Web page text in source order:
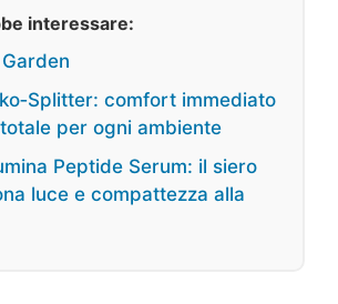
interessare:
comfort immediato
per ogni ambiente
Peptide Serum: il siero
luce e compattezza alla